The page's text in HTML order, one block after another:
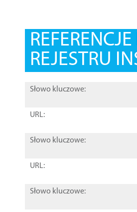
REJESTRU
Słowo kluczowe:
URL:
Słowo kluczowe:
URL:
Słowo kluczowe: